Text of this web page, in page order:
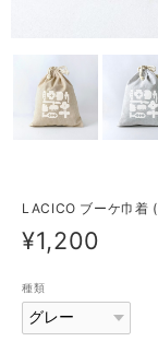
LACICO ブーケ巾着
¥1,200
種類